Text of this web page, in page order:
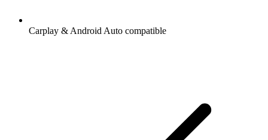
Carplay & Android Auto compatible